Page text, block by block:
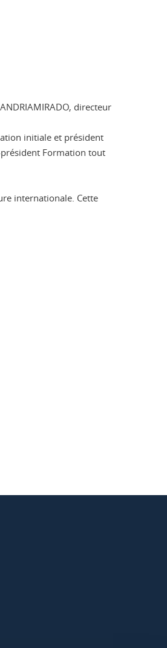
directeur
initiale et président
président Formation tout
internationale. Cette